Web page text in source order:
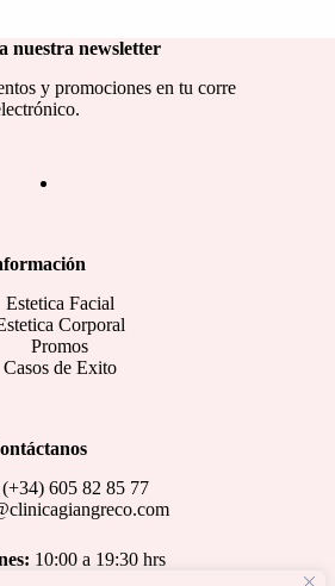
nuestra newsletter
y promociones en tu corre
Estetica Facial
Corporal
Promos
Casos de Exito
(+34) 605 82 85 77
10:00 a 19:30 hrs